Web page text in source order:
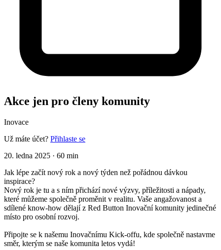
Akce jen pro členy komunity
Inovace
Už máte účet? Přihlaste se
20. ledna 2025 · 60 min
Jak lépe začít nový rok a nový týden než pořádnou dávkou
inspirace?
Nový rok je tu a s ním přichází nové výzvy, příležitosti a nápady,
které můžeme společně proměnit v realitu. Vaše angažovanost a
sdílené know-how dělají z Red Button Inovační komunity jedinečné
místo pro osobní rozvoj.
Připojte se k našemu Inovačnímu Kick-offu, kde společně nastavme
směr, kterým se naše komunita letos vydá!